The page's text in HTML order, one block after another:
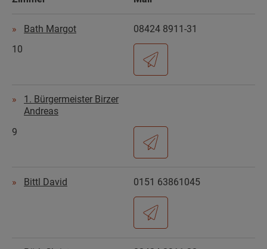
Bath Margot
08424 8911-31
10
1. Bürgermeister Birzer
Andreas
9
Bittl David 0151 63861045